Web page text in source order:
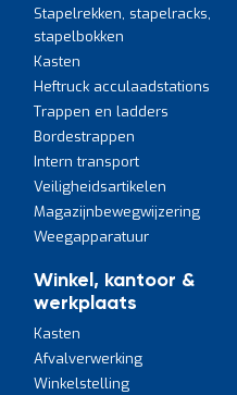
Stapelrekken, stapelracks,
stapelbokken
Kasten
Heftruck acculaadstations
Trappen en ladders
Bordestrappen
Intern transport
Veiligheidsartikelen
Magazijnbewegwijzering
Weegapparatuur
Winkel, kantoor &
werkplaats
Kasten
Afvalverwerking
Winkelstelling